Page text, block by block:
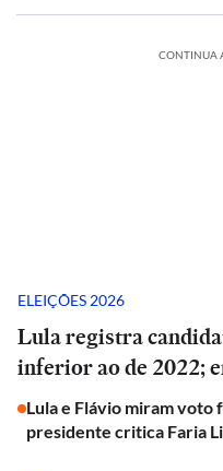
CONTINUA
ELEIÇÕES 2026
Lula registra
inferior ao de 2022;
Lula e Flávio miram voto
presidente critica Faria